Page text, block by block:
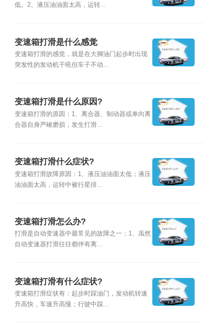
低。2、液压油油面太高，运转...
变速箱打滑是什么感觉
变速箱打滑的感觉，就是在大脚油门起步时出现
突发性的发动机干吼但车子不动...
变速箱打滑是什么原因?
变速箱打滑的原因：1、离合器、制动器或单向离
合器自身严峻磨损，发生打滑...
变速箱打滑什么症状?
变速箱打滑故障原因：1、液压油油面太低；液压
油油面太高，运转中被行星排...
变速箱打滑怎么办?
打滑是自动变速器中最常见的故障之一：1、虽然
自动变速器打滑往往都伴有离...
变速箱打滑有什么症状?
变速箱打滑症状有：起步时踩油门，发动机转速
升高快，车速升高慢；行驶中踩...